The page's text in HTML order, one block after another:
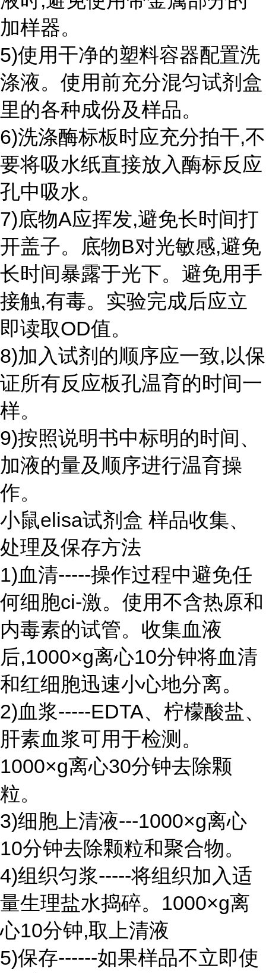
加样器。
5)使用干净的塑料容器配置洗
涤液。使用前充分混匀试剂盒
里的各种成份及样品。
6)洗涤酶标板时应充分拍干,不
要将吸水纸直接放入酶标反应
孔中吸水。
7)底物A应挥发,避免长时间打
开盖子。底物B对光敏感,避免
长时间暴露于光下。避免用手
接触,有毒。实验完成后应立
即读取OD值。
8)加入试剂的顺序应一致,以保
证所有反应板孔温育的时间一
样。
9)按照说明书中标明的时间、
加液的量及顺序进行温育操
作。
小鼠elisa试剂盒 样品收集、
处理及保存方法
1)血清-----操作过程中避免任
何细胞ci-激。使用不含热原和
内毒素的试管。收集血液
后,1000×g离心10分钟将血清
和红细胞迅速小心地分离。
2)血浆-----EDTA、柠檬酸盐、
肝素血浆可用于检测。
1000×g离心30分钟去除颗
粒。
3)细胞上清液---1000×g离心
10分钟去除颗粒和聚合物。
4)组织匀浆-----将组织加入适
量生理盐水捣碎。1000×g离
心10分钟,取上清液
5)保存------如果样品不立即使